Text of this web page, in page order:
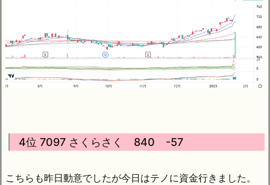
4位 7097 さくらさく 840 -57
こちらも昨日動意でしたが今日はテノに資金行きました。